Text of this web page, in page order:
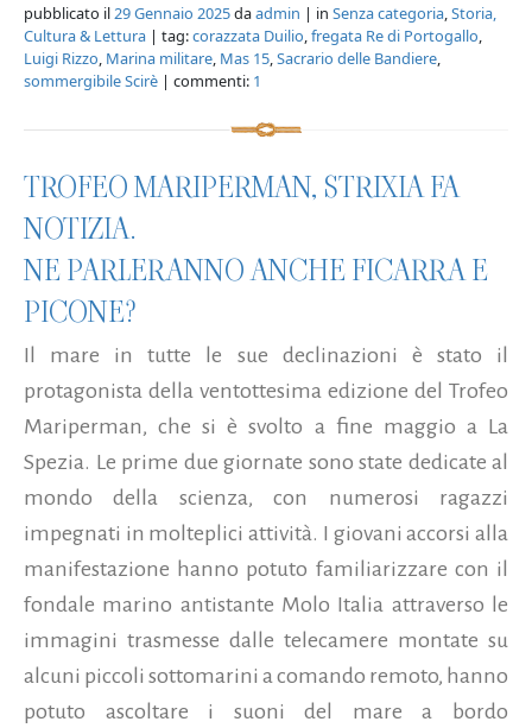
pubblicato il29 Gennaio 2025daadmin | in Senza categoria,Storia,
Cultura & Lettura | tag:corazzata Duilio,fregata Re di Portogallo,
Luigi Rizzo, Marina militare, Mas 15,Sacrario delle Bandiere,
sommergibile Scirè | commenti: 1
TROFEO MARIPERMAN, STRIXIA FA
NOTIZIA.
NE PARLERANNO ANCHE FICARRA E
PICONE?
Il mare in tutte le sue declinazioni è stato il
protagonista della ventottesima edizione del Trofeo
Mariperman, che si è svolto a fine maggio a La
Spezia. Le prime due giornate sono state dedicate al
mondo della scienza, con numerosi ragazzi
impegnati in molteplici attività. I giovani accorsi alla
manifestazione hanno potuto familiarizzare con il
fondale marino antistante Molo Italia attraverso le
immagini trasmesse dalle telecamere montate su
alcuni piccoli sottomarini a comando remoto, hanno
potuto ascoltare i suoni del mare a bordo